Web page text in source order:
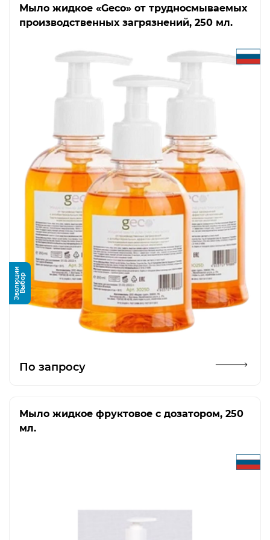
Мыло жидкое «Geco» от трудносмываемых
производственных загрязнений, 250 мл.
В
ы
б
о
р
Э
в
о
л
ю
ц
и
и
По запросу
Мыло жидкое фруктовое с дозатором, 250
мл.